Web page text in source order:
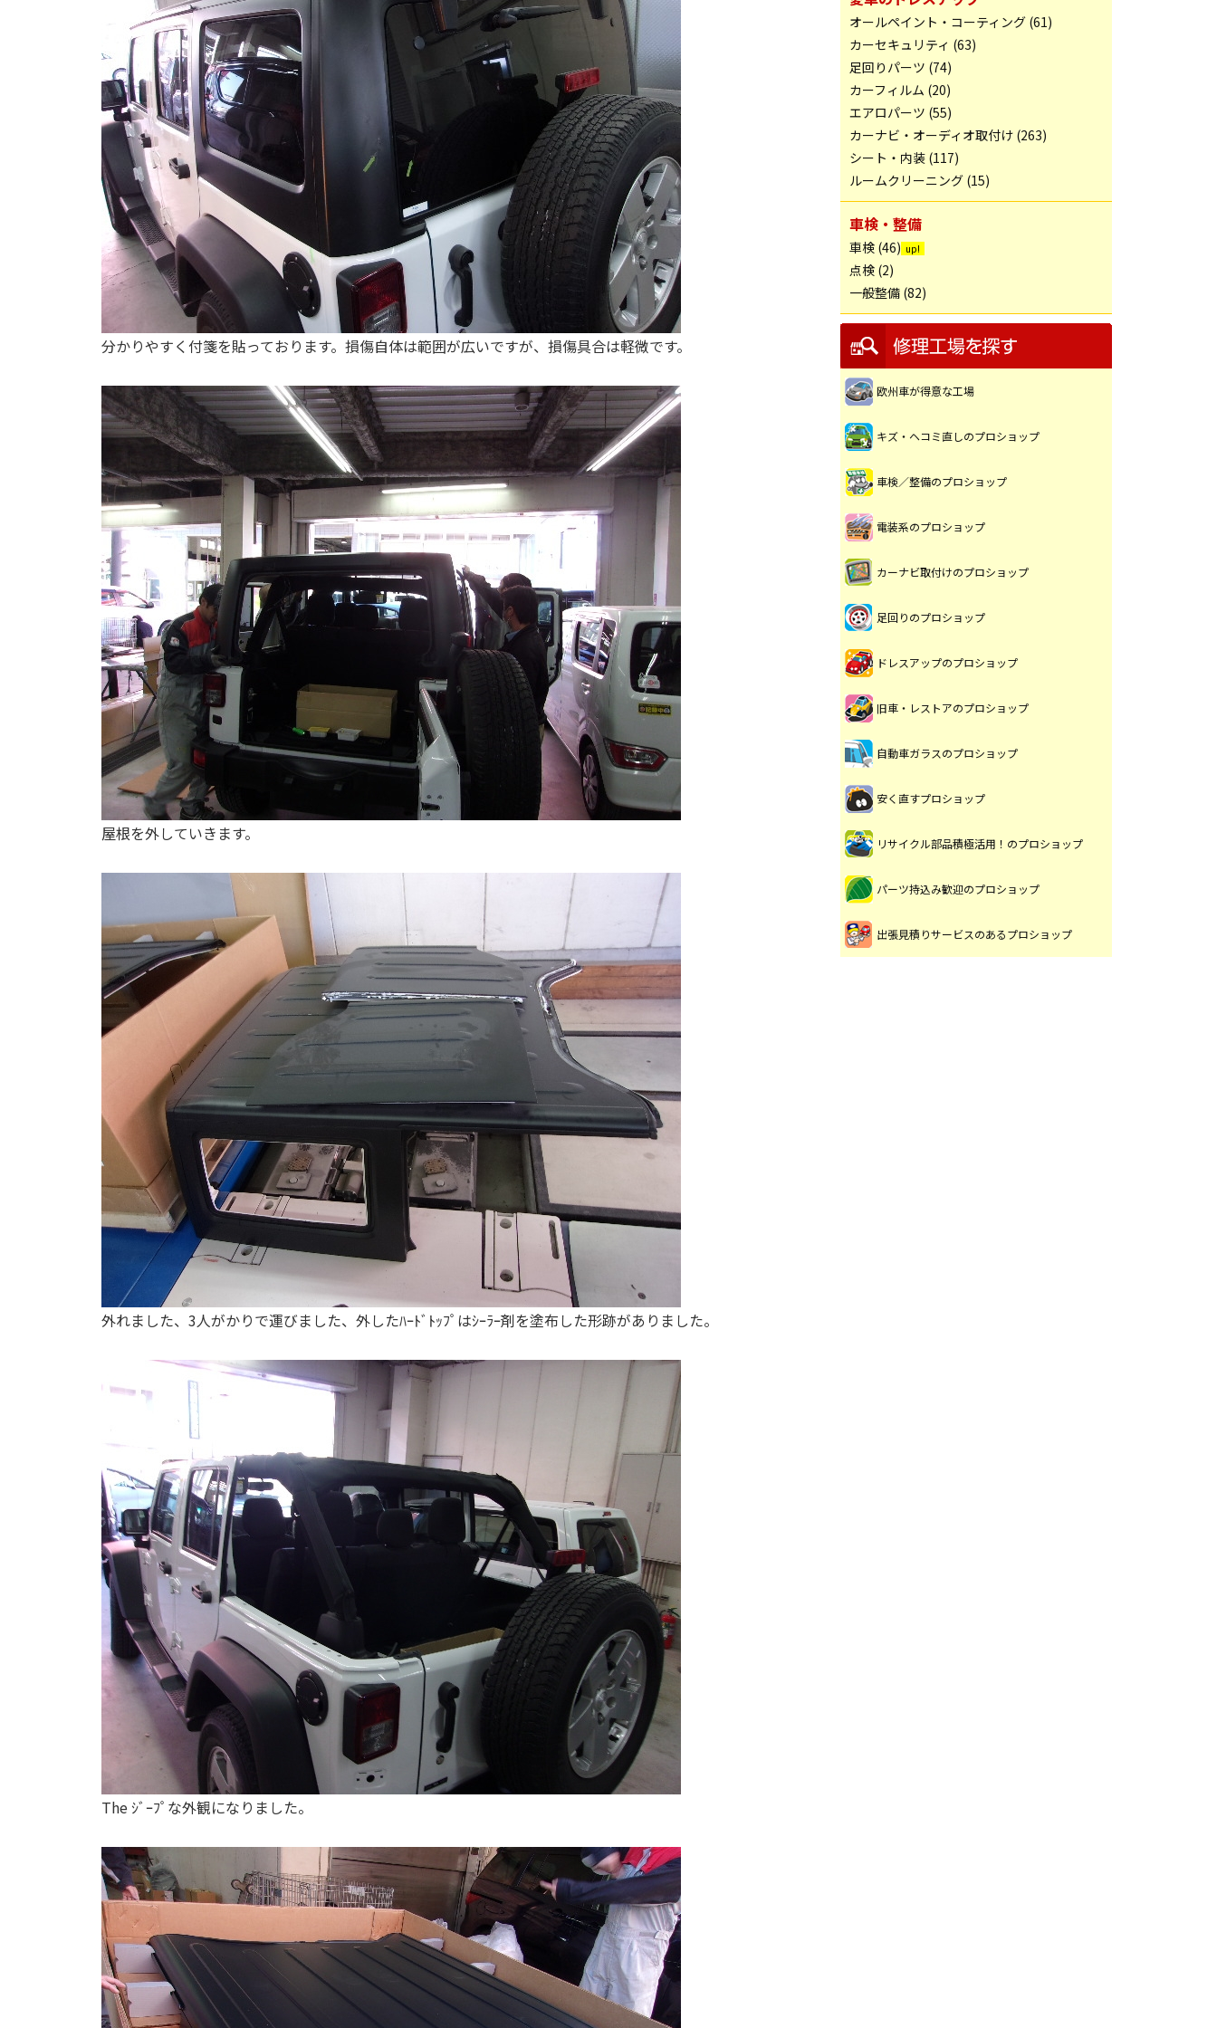
分かりやすく付箋を貼っております。損傷自体は範囲が広いですが、損傷具合は軽微です。
屋根を外していきます。
外れました、3人がかりで運びました、外したﾊｰﾄﾞﾄｯﾌﾟはｼｰﾗｰ剤を塗布した形跡がありました。
The ｼﾞｰﾌﾟな外観になりました。
オールペイント・コーティング (61)
カーセキュリティ (63)
足回りパーツ (74)
カーフィルム (20)
エアロパーツ (55)
カーナビ・オーディオ取付け (263)
シート・内装 (117)
ルームクリーニング (15)
車検・整備
車検 (46)
点検 (2)
一般整備 (82)
欧州車が得意な工場
キズ・ヘコミ直しのプロショップ
車検／整備のプロショップ
電装系のプロショップ
カーナビ取付けのプロショップ
足回りのプロショップ
ドレスアップのプロショップ
旧車・レストアのプロショップ
自動車ガラスのプロショップ
安く直すプロショップ
リサイクル部品積極活用！のプロショップ
パーツ持込み歓迎のプロショップ
出張見積りサービスのあるプロショップ